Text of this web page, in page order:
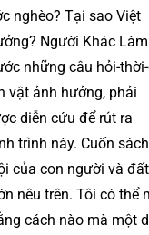
nghèo? Tại sao Việt
Người Khác Làm
những câu hỏi-
vật ảnh hưởng, phải
diễn cứu để rút ra
trình này. Cuốn sách
của con người và đất
nêu trên. Tôi có thể
cách nào mà một